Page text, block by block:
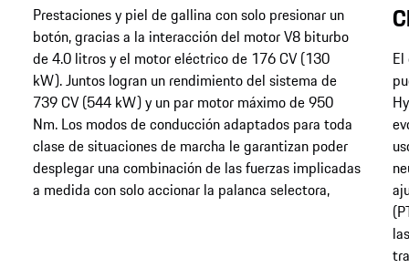
Prestaciones y piel de gallina con solo presionar un
botón, gracias a la interacción del motor V8 biturbo
de 4.0 litros y el motor eléctrico de 176 CV (130
kW). Juntos logran un rendimiento del sistema de
739 CV (544 kW) y un par motor máximo de 950
Nm. Los modos de conducción adaptados para toda
clase de situaciones de marcha le garantizan poder
desplegar una combinación de las fuerzas implicadas
a medida con solo accionar la palanca selectora,